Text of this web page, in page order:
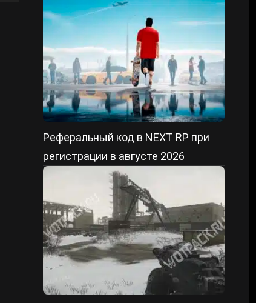
Реферальный код в NEXT RP при
регистрации в августе 2026